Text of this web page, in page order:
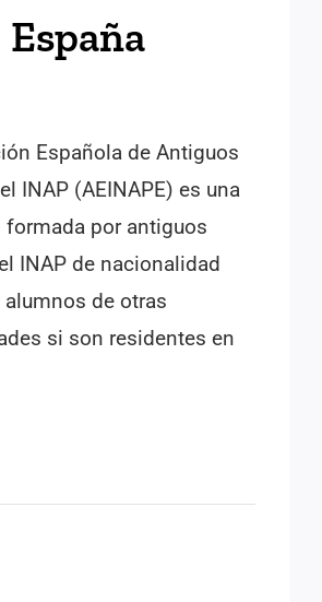
España
Española de Antiguos
INAP (AEINAPE) es una
por antiguos
INAP de nacionalidad
de otras
si son residentes en